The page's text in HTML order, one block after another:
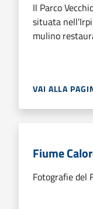
Il Parco
situata
mulino
VAI ALLA
Fiume
Fotografie del